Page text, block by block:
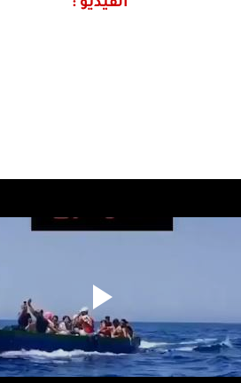
الفيديو :